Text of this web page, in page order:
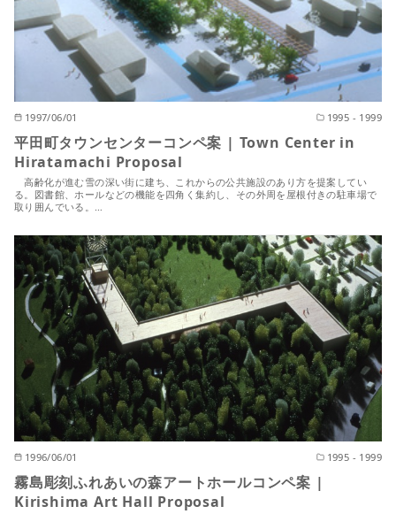
1997/06/01 1995 - 1999
平田町タウンセンターコンペ案 | Town Center in
Hiratamachi Proposal
高齢化が進む雪の深い街に建ち、これからの公共施設のあり方を提案してい
る。図書館、ホールなどの機能を四角く集約し、その外周を屋根付きの駐車場で
取り囲んでいる。…
1996/06/01 1995 - 1999
霧島彫刻ふれあいの森アートホールコンペ案 |
Kirishima Art Hall Proposal